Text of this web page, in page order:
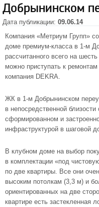
Добрынинском
Дата публикации: 09.06.14
Компания «Метриум Групп»
доме премиум-класса в 1-м
рассчитанного всего на
можно приступать к
компания DEKRA.
ЖК в 1-м Добрынинском
в непосредственной
сформированном и
инфраструктурой в шаговой
В клубном доме на выбор
в комплектации «под
по две квартиры. Все они
высоким потолкам (3,3 м) и
ориентированных на две
квартире есть застекленная